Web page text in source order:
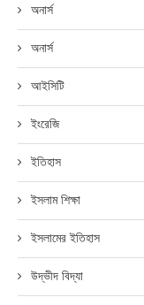
অনার্স
অনার্স
আইসিটি
ইংরেজি
ইতিহাস
ইসলাম শিক্ষা
ইসলামের ইতিহাস
উদ্ভীদ বিদ্যা